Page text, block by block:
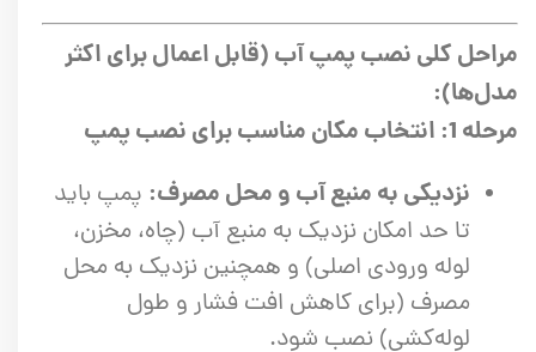
مراحل کلی نصب پمپ آب (قابل اعمال برای اکثر
مدل‌ها):
مرحله 1: انتخاب مکان مناسب برای نصب پمپ
نزدیکی به منبع آب و محل مصرف: پمپ باید
تا حد امکان نزدیک به منبع آب (چاه، مخزن،
لوله ورودی اصلی) و همچنین نزدیک به محل
مصرف (برای کاهش افت فشار و طول
لوله‌کشی) نصب شود.